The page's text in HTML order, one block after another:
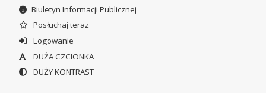
Biuletyn Informacji Publicznej
Posłuchaj teraz
Logowanie
DUŻA CZCIONKA
DUŻY KONTRAST